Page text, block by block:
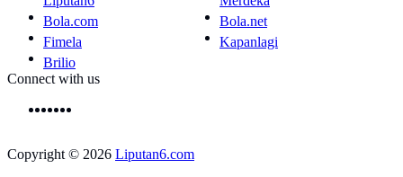
Bola.com
Bola.net
Fimela
Kapanlagi
Brilio
Connect with us
Copyright © 2026 Liputan6.com